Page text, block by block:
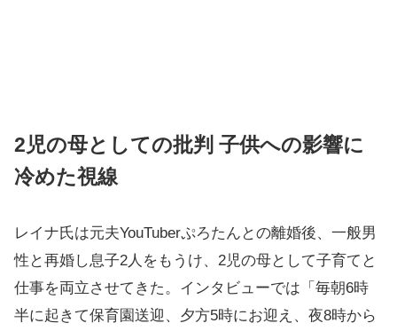
2児の母としての批判 子供への影響に
冷めた視線
レイナ氏は元夫YouTuberぷろたんとの離婚後、一般男
性と再婚し息子2人をもうけ、2児の母として子育てと
仕事を両立させてきた。インタビューでは「毎朝6時
半に起きて保育園送迎、夕方5時にお迎え、夜8時から